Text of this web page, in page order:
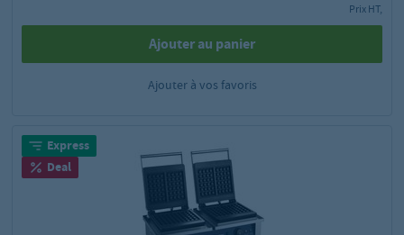
Prix HT,
Ajouter au panier
Ajouter à vos favoris
Express
Deal